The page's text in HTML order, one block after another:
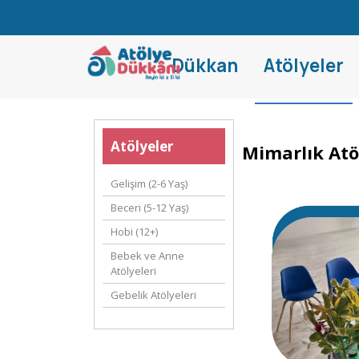
Atölyeler
Gelişim (2-6 Yaş)
Beceri (5-12 Yaş)
Hobi (12+)
Bebek ve Anne
Atölyeleri
Gebelik Atölyeleri
Mimarlık
Dükkan Atölyeler